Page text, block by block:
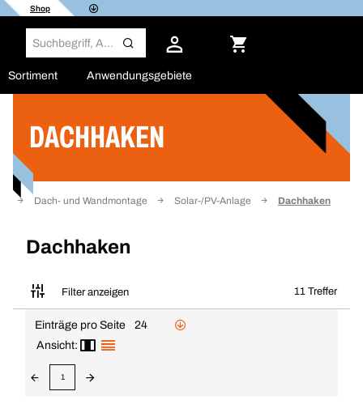
Shop
Sortiment Anwendungsgebiete
DACHHAKEN
Dach- und Wandmontage Solar-/PV-Anlage Dachhaken
Dachhaken
Filter anzeigen 11 Treffer
Filter
Einträge pro Seite
24
Ansicht:
1